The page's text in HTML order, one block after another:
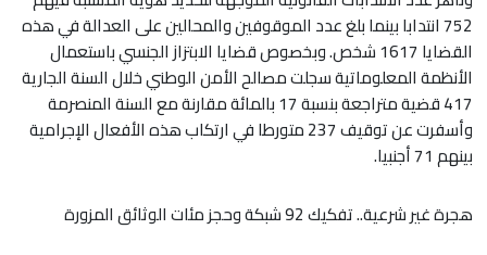
752 انتدابا بينما بلغ عدد الموقوفين والمحالين على العدالة في هذه
القضايا 1617 شخص. وبخصوص قضايا الابتزاز الجنسي باستعمال
الأنظمة المعلوماتية سجلت مصالح الأمن الوطني خلال السنة الجارية
417 قضية متراجعة بنسبة 17 بالمائة مقارنة مع السنة المنصرمة
وأسفرت عن توقيف 237 متورطا في ارتكاب هذه الأفعال الإجرامية
بينهم 71 أجنبيا.
هجرة غير شرعية.. تفكيك 92 شبكة وحجز مئات الوثائق المزورة